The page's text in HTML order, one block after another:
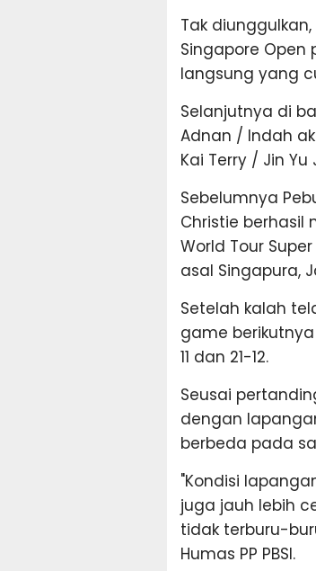
Tak
Singapore Open
langsung yang
Selanjutnya di
Adnan / Indah
Kai Terry / Jin Yu
Sebelumnya
Christie berhasil
World Tour
asal Singapura,
Setelah kalah
game
11 dan 21-12.
Seusai
dengan
berbeda pada
"Kondisi
juga jauh lebih
tidak terburu-
Humas PP PBSI.